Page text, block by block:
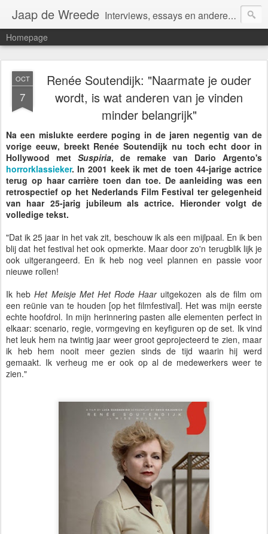
Jaap de Wreede Interviews, essays en andere artikelen
Homepage
OCT
7
Renée Soutendijk: "Naarmate je ouder
wordt, is wat anderen van je vinden
minder belangrijk"
Na een mislukte eerdere poging in de jaren negentig van de
vorige eeuw, breekt Renée Soutendijk nu toch echt door in
Hollywood met Suspiria, de remake van Dario Argento's
horrorklassieker. In 2001 keek ik met de toen 44-jarige actrice
terug op haar carrière toen dan toe. De aanleiding was een
retrospectief op het Nederlands Film Festival ter gelegenheid
van haar 25-jarig jubileum als actrice. Hieronder volgt de
volledige tekst.
"Dat ik 25 jaar in het vak zit, beschouw ik als een mijlpaal. En ik ben
blij dat het festival het ook opmerkte. Maar door zo'n terugblik lijk je
ook uitgerangeerd. En ik heb nog veel plannen en passie voor
nieuwe rollen!
Ik hebHet Meisje Met Het Rode Haar uitgekozen als de film om
een reünie van te houden [op het filmfestival]. Het was mijn eerste
echte hoofdrol. In mijn herinnering pasten alle elementen perfect in
elkaar: scenario, regie, vormgeving en keyfiguren op de set. Ik vind
het leuk hem na twintig jaar weer groot geprojecteerd te zien, maar
ik heb hem nooit meer gezien sinds de tijd waarin hij werd
gemaakt. Ik verheug me er ook op al de medewerkers weer te
zien."